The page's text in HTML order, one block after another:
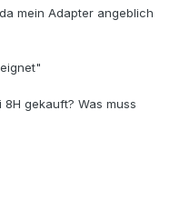
mein Adapter angeblich
gekauft? Was muss